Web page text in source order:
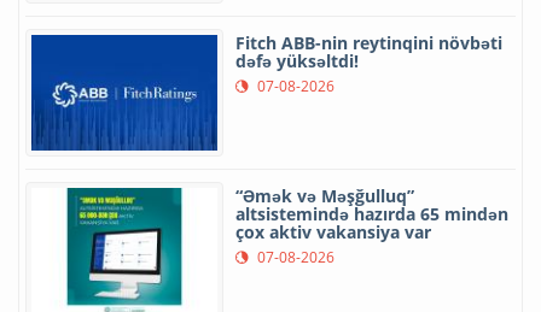
Fitch ABB-nin reytinqini növbəti
dəfə yüksəltdi!
07-08-2026
“Əmək və Məşğulluq”
altsistemində hazırda 65 mindən
çox aktiv vakansiya var
07-08-2026